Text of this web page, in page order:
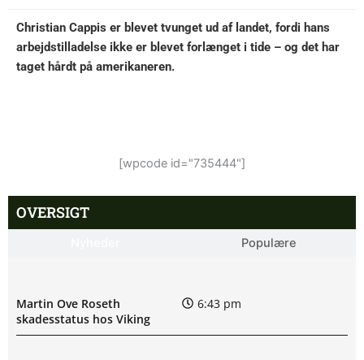
Christian Cappis er blevet tvunget ud af landet, fordi hans
arbejdstilladelse ikke er blevet forlænget i tide – og det har
taget hårdt på amerikaneren.
[wpcode id="735444"]
OVERSIGT
Populære
Martin Ove Roseth
skadesstatus hos Viking
6:43 pm